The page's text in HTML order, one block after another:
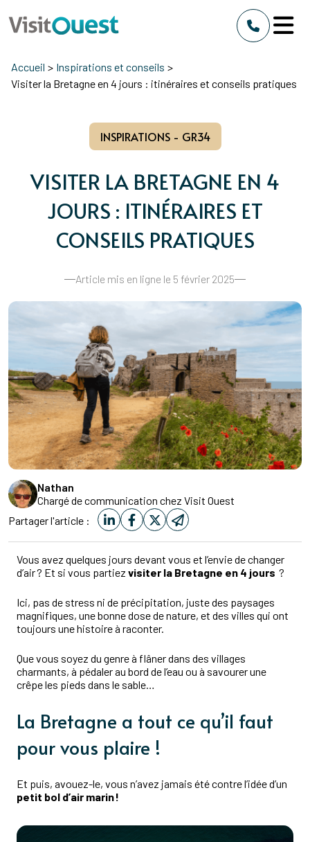
Accueil > Inspirations et conseils >
Visiter la Bretagne en 4 jours : itinéraires et conseils pratiques
INSPIRATIONS - GR34
VISITER LA BRETAGNE EN 4
JOURS : ITINÉRAIRES ET
CONSEILS PRATIQUES
Article mis en ligne le 5 février 2025
Nathan
Chargé de communication chez Visit Ouest
Partager l'article :
Vous avez quelques jours devant vous et l’envie de changer
d’air ? Et si vous partiez visiter la Bretagne en 4 jours ?
Ici, pas de stress ni de précipitation, juste des paysages
magnifiques, une bonne dose de nature, et des villes qui ont
toujours une histoire à raconter.
Que vous soyez du genre à flâner dans des villages
charmants, à pédaler au bord de l’eau ou à savourer une
crêpe les pieds dans le sable…
La Bretagne a tout ce qu’il faut
pour vous plaire !
Et puis, avouez-le, vous n’avez jamais été contre l’idée d’un
petit bol d’air marin !